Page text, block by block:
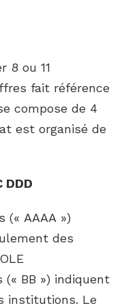
8 ou 11
fait référence
compose de 4
est organisé de
DDD
(« AAAA »)
des
BB ») indiquent
institutions. Le